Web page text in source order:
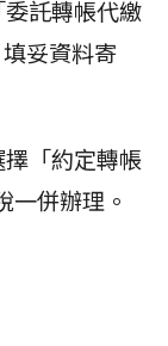
託轉帳代繳
妥資料寄
擇「約定轉帳
一併辦理。